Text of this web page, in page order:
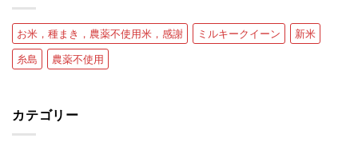
お米，種まき，農薬不使用米，感謝 ミルキークイーン
新米
糸島
農薬不使用
カテゴリー